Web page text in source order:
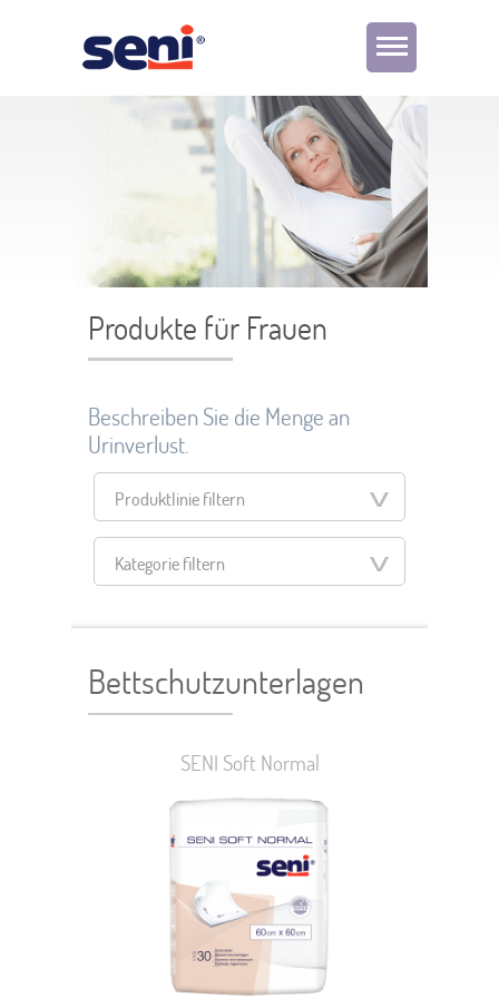
Produkte für Frauen
Beschreiben Sie die Menge an
Urinverlust.
Produktlinie filtern
Kategorie filtern
Bettschutzunterlagen
SENI Soft Normal